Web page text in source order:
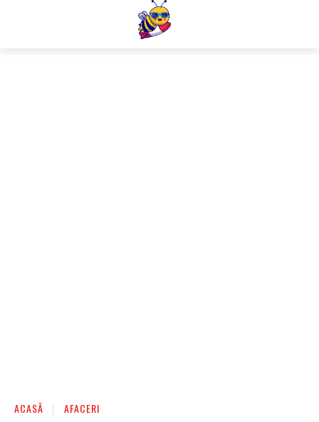
ACASĂ AFACERI